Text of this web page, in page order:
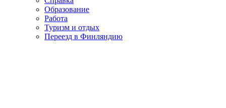
Образование
Работа
Туризм и отдых
Переезд в Финляндию